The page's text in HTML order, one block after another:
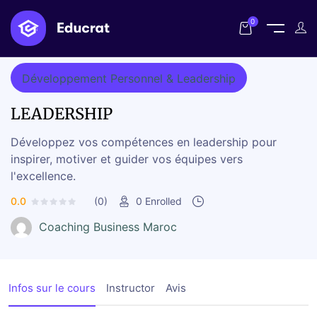
0
Home Cours
Développement Personnel & Leadership
LEADERSHIP
Développez vos compétences en leadership pour
inspirer, motiver et guider vos équipes vers
l'excellence.
0.0 (0) 0 Enrolled
Coaching Business Maroc
Infos sur le cours Instructor Avis